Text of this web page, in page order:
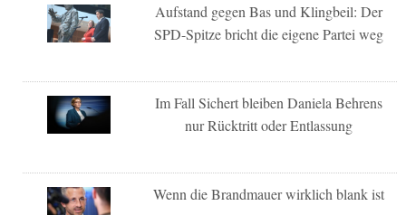
Aufstand gegen Bas und Klingbeil: Der
SPD-Spitze bricht die eigene Partei weg
Im Fall Sichert bleiben Daniela Behrens
nur Rücktritt oder Entlassung
Wenn die Brandmauer wirklich blank ist